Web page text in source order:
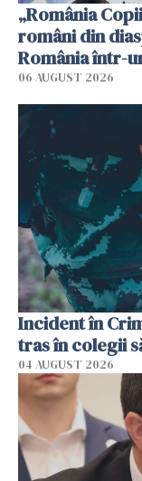
„România
români din
România într-
06 AUGUST 2026
Incident în
tras în colegii
04 AUGUST 2026